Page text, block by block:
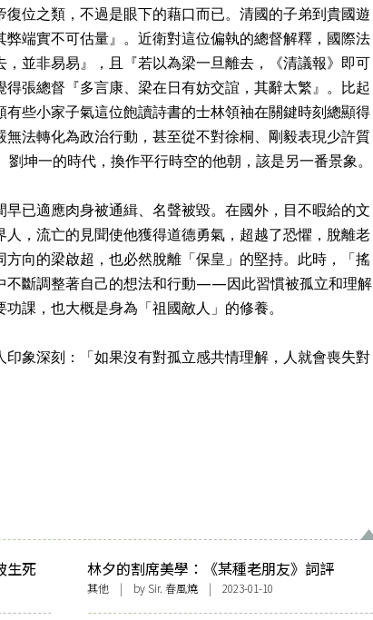
位之類，不過是眼下的藉口而已。清國的子弟到貴國遊
端實不可估量』。近衛對這位偏執的總督解釋，國際法
並非易易』，且『若以為梁一旦離去，《清議報》即可
張總督『多言康、梁在日有妨交誼，其辭太繁』。比起
些小家子氣這位飽讀詩書的士林領袖在關鍵時刻總顯得
法轉化為政治行動，甚至從不對徐桐、剛毅表現少許質
坤一的時代，換作平行時空的他朝，該是另一番景象。
已適應肉身被通緝、名聲被毀。在國外，目不暇給的文
，流亡的見聞使他獲得道德勇氣，超越了恐懼，脫離老
向的梁啟超，也必然脫離「保皇」的堅持。此時，「搖
不斷調整著自己的想法和行動——因此習慣被孤立和理解
課，也大概是身為「祖國敵人」的修養。
象深刻：「如果沒有對孤立感共情理解，人就會喪失對
生死
》
林夕的割席美學：《某種老朋友》詞評
其他 | by Sir. 春風燒 | 2023-01-10